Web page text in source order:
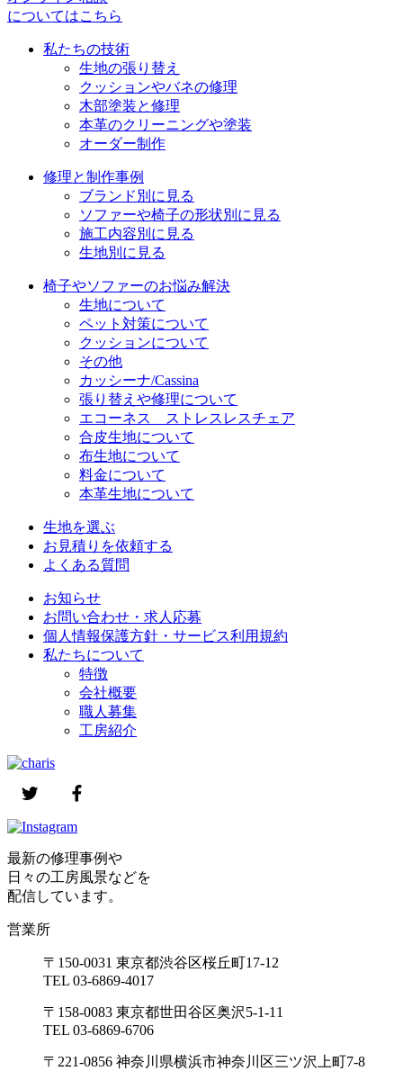
ョ
についてはこちら
私たちの技術
生地の張り替え
クッションやバネの修理
木部塗装と修理
本革のクリーニングや塗装
オーダー制作
修理と制作事例
ブランド別に見る
ソファーや椅子の形状別に見る
施工内容別に見る
生地別に見る
椅子やソファーのお悩み解決
生地について
ペット対策について
クッションについて
その他
カッシーナ/Cassina
張り替えや修理について
エコーネス ストレスレスチェア
合皮生地について
布生地について
料金について
本革生地について
生地を選ぶ
お見積りを依頼する
よくある質問
お知らせ
お問い合わせ・求人応募
個人情報保護方針・サービス利用規約
私たちについて
特徴
会社概要
職人募集
工房紹介
最新の修理事例や
日々の工房風景などを
配信しています。
営業所
〒150-0031 東京都渋谷区桜丘町17-12
TEL 03-6869-4017
〒158-0083 東京都世田谷区奥沢5-1-11
TEL 03-6869-6706
〒221-0856 神奈川県横浜市神奈川区三ツ沢上町7-8